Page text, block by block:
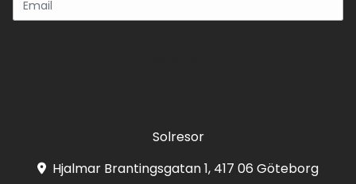
Solresor
Hjalmar Brantingsgatan 1, 417 06 Göteborg